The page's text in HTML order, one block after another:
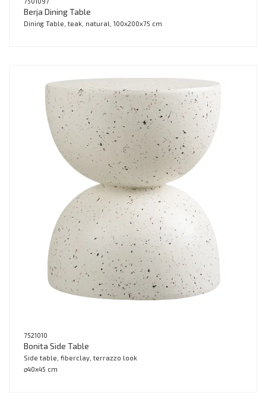
Berja Dining Table
Dining Table, teak, natural, 100x200x75 cm
7521010
Bonita Side Table
Side table, fiberclay, terrazzo look
ø40x45 cm